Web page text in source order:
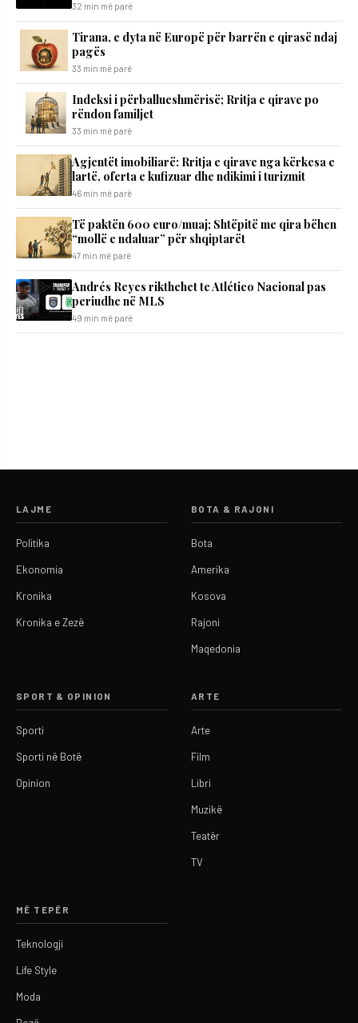
32 min më parë
Tirana, e dyta në Europë për barrën e qirasë ndaj
pagës
33 min më parë
Indeksi i përballueshmërisë; Rritja e qirave po
rëndon familjet
33 min më parë
Agjentët imobiliarë: Rritja e qirave nga kërkesa e
lartë, oferta e kufizuar dhe ndikimi i turizmit
46 min më parë
Të paktën 600 euro/muaj; Shtëpitë me qira bëhen
“mollë e ndaluar” për shqiptarët
47 min më parë
Andrés Reyes rikthehet te Atlético Nacional pas
periudhe në MLS
49 min më parë
LAJME
Politika
Ekonomia
Kronika
Kronika e Zezë
BOTA & RAJONI
Bota
Amerika
Kosova
Rajoni
Maqedonia
SPORT & OPINION
Sporti
Sporti në Botë
Opinion
ARTE
Arte
Film
Libri
Muzikë
Teatër
TV
MË TEPËR
Teknologji
Life Style
Moda